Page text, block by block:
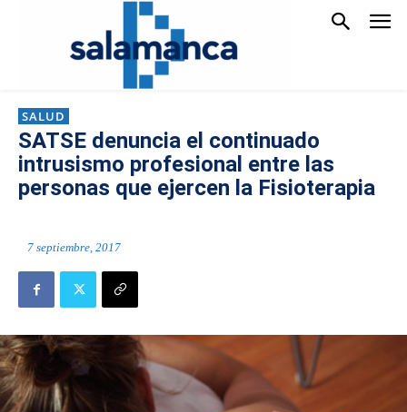
SALUD
SATSE denuncia el continuado
intrusismo profesional entre las
personas que ejercen la Fisioterapia
7 septiembre, 2017